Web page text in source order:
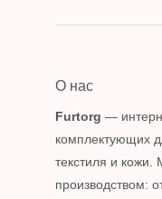
О нас
Furtorg —
комплектующих
текстиля и кожи.
производством: